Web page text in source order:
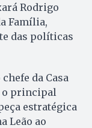
Rodrigo
Família,
das políticas
da Casa
o principal
estratégica
Leão ao